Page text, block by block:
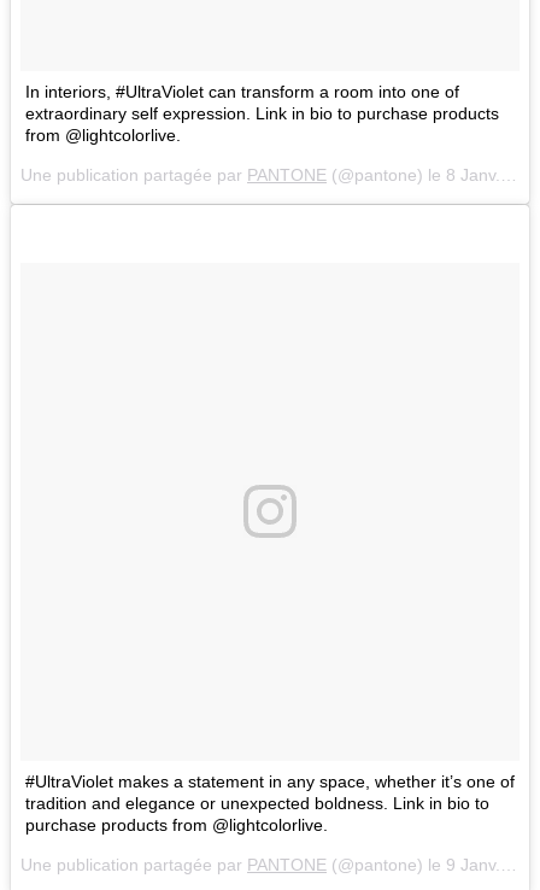
In interiors, #UltraViolet can transform a room into one of
extraordinary self expression. Link in bio to purchase products
from @lightcolorlive.
Une publication partagée par PANTONE (@pantone) le 8 Janv. 2018 à 6 :54 PST
#UltraViolet makes a statement in any space, whether it’s one of
tradition and elegance or unexpected boldness. Link in bio to
purchase products from @lightcolorlive.
Une publication partagée par PANTONE (@pantone) le 9 Janv. 2018 à 7 :01 PST